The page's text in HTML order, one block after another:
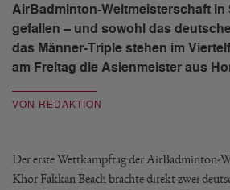
AirBadminton-Weltmeisterschaft in
gefallen – und sowohl das
das Männer-Triple stehen im
am Freitag die Asienmeister aus
VON REDAKTION
Der erste Wettkampftag der AirBadminton-
Khor Fakkan Beach brachte direkt zwei